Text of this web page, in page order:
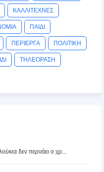
ΚΑΛΛΙΤΕΧΝΕΣ
ΠΑΙΔΙ
ΠΕΡΙΕΡΓΑ ΠΟΛΙΤΙΚΗ
ΤΗΛΕΟΡΑΣΗ
δεν περνάει ο χρ...